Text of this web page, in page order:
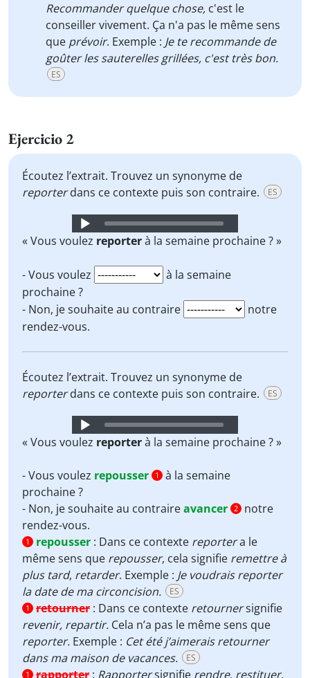
Recommander quelque chose, c'est le
conseiller vivement. Ça n'a pas le même sens
que prévoir. Exemple : Je te recommande de
goûter les sauterelles grillées, c'est très bon.
ES
Ejercicio 2
Écoutez l’extrait. Trouvez un synonyme de
reporterdans ce contexte puis son contraire. ES
Audio
Player
« Vous voulez reporterà la semaine prochaine ? »
- Vous voulez
à la semaine
prochaine ?
- Non, je souhaite au contraire
notre
rendez-vous.
Écoutez l’extrait. Trouvez un synonyme de
reporterdans ce contexte puis son contraire. ES
Audio
Player
« Vous voulez reporterà la semaine prochaine ? »
- Vous voulez repousser 1
à la semaine
prochaine ?
- Non, je souhaite au contraireavancer 2
notre
rendez-vous.
1 repousser : Dans ce contexte reportera le
même sens que repousser, cela signifie remettre à
plus tard, retarder. Exemple : Je voudrais reporter
la date de ma circoncision.
ES
1 retourner : Dans ce contexte retournersignifie
revenir, repartir. Cela n’a pas le même sens que
reporter. Exemple : Cet été j’aimerais retourner
dans ma maison de vacances.
ES
1 rapporter : Rapportersignifie rendre, restituer.